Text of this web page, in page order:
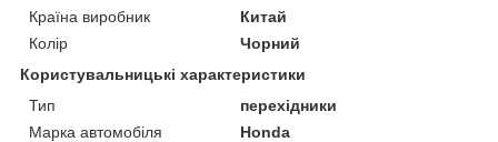
Країна виробник
Китай
Колір
Чорний
Користувальницькі характеристики
Тип
перехідники
Марка автомобіля
Honda